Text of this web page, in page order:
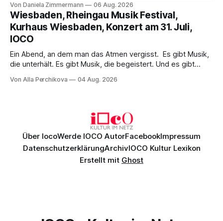
psychologische Tiefe mit starken Bildern, getragen von
einem spielfreudigen Ensemble und einer musikalisch
überzeugenden Gesamtleistung.
Von Daniela Zimmermann 06 Aug. 2026
Wiesbaden, Rheingau Musik Festival,
Kurhaus Wiesbaden, Konzert am 31. Juli,
IOCO
Ein Abend, an dem man das Atmen vergisst. Es gibt Musik,
die unterhält. Es gibt Musik, die begeistert. Und es gibt
Genau so war der Abend im Kurhaus Wiesbaden, an dem
Von Alla Perchikova 04 Aug. 2026
Über IocoWerde IOCO AutorFacebookImpressum
DatenschutzerklärungArchivIOCO Kultur Lexikon
Erstellt mit Ghost